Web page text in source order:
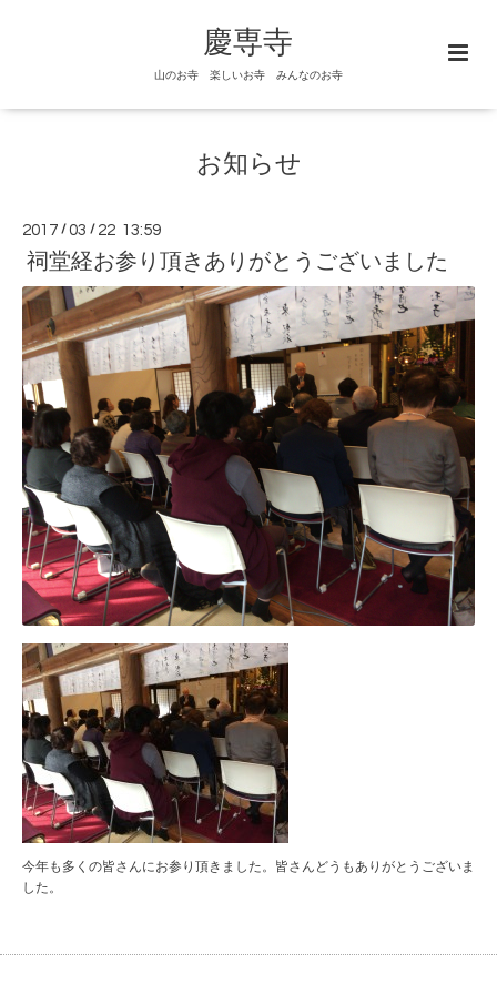
慶専寺
山のお寺 楽しいお寺 みんなのお寺
お知らせ
2017 /03 / 22 13:59
祠堂経お参り頂きありがとうございました
今年も多くの皆さんにお参り頂きました。皆さんどうもありがとうございま
した。